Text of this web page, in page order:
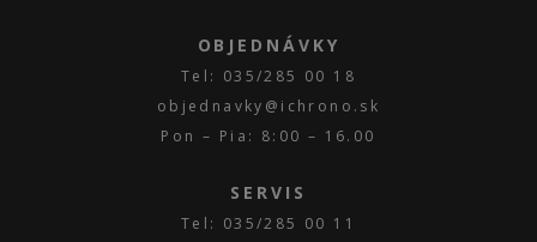
OBJEDNÁVKY
Tel: 035/285 00 18
objednavky@ichrono.sk
Pon – Pia: 8:00 – 16.00
SERVIS
Tel: 035/285 00 11